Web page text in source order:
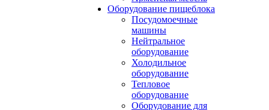
Оборудование пищеблока
Посудомоечные
машины
Нейтральное
оборудование
Холодильное
оборудование
Тепловое
оборудование
Оборудование для